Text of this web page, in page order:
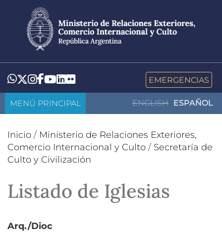
contenido
principal
Whatsapp
Twitter
Instagram
Facebook
YouTube
LinkedIn
Flickr EMERGENCIAS
ENGLISH ESPAÑOL
MENÚ PRINCIPAL
Inicio / Ministerio de Relaciones Exteriores,
Comercio Internacional y Culto / Secretaría de
Culto y Civilización
Listado de Iglesias
Arq./Dioc